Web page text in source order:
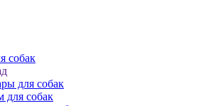
собак
для собак
для собак